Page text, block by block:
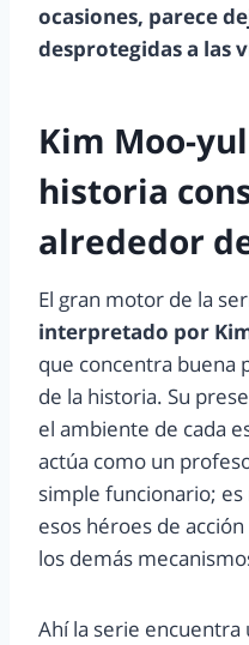
ocasiones, parece
desprotegidas a las
Kim Moo-
historia
alrededor
El gran motor de la
interpretado por
que concentra buena
de la historia. Su
el ambiente de cada
actúa como un
simple funcionario;
esos héroes de
los demás
Ahí la serie encuentra